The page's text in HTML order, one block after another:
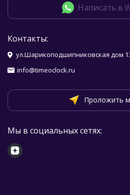
Написать в
Контакты:
ул.Шарикоподшипниковская дом
info@timeoclock.ru
Проложить
Мы в социальных сетях: